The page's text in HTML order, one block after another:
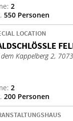
2
550 Personen
LOCATION
Kappelberg 2,
2
200 Personen